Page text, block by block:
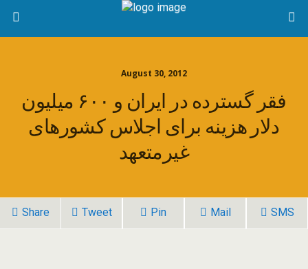
August 30, 2012
فقر گسترده در ايران و ۶۰۰ میلیون
دلار هزینه برای اجلاس کشورهای
غیرمتعهد
Share Tweet Pin Mail SMS